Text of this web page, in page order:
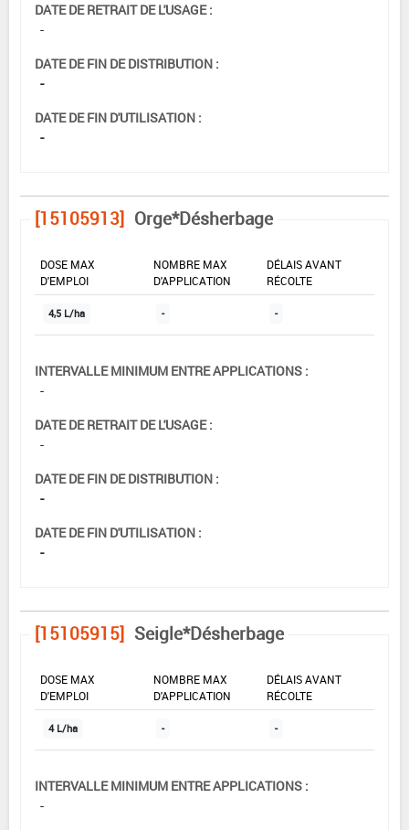
DATE DE RETRAIT DE L'USAGE :
-
DATE DE FIN DE DISTRIBUTION :
-
DATE DE FIN D'UTILISATION :
-
[15105913] Orge*Désherbage
DOSE MAX
D'EMPLOI
NOMBRE MAX
D'APPLICATION
DÉLAIS AVANT
RÉCOLTE
4,5 L/ha - -
INTERVALLE MINIMUM ENTRE APPLICATIONS :
-
DATE DE RETRAIT DE L'USAGE :
-
DATE DE FIN DE DISTRIBUTION :
-
DATE DE FIN D'UTILISATION :
-
[15105915] Seigle*Désherbage
DOSE MAX
D'EMPLOI
NOMBRE MAX
D'APPLICATION
DÉLAIS AVANT
RÉCOLTE
4 L/ha - -
INTERVALLE MINIMUM ENTRE APPLICATIONS :
-